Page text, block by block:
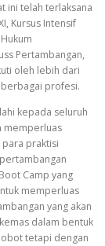
ini telah terlaksana
Kursus Intensif
Pertambangan,
oleh lebih dari
profesi.
kepada seluruh
memperluas
para praktisi
Camp yang
memperluas
yang akan
dalam bentuk
tetapi dengan